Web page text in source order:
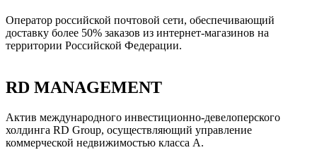
Оператор российской почтовой сети, обеспечивающий
доставку более 50% заказов из интернет-магазинов на
территории Российской Федерации.
RD MANAGEMENT
Актив международного инвестиционно-девелоперского
холдинга RD Group, осуществляющий управление
коммерческой недвижимостью класса А.